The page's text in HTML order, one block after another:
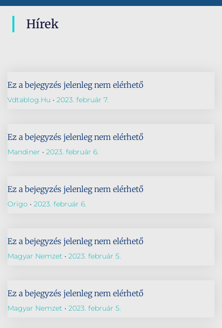
Hírek
Ez a bejegyzés jelenleg nem elérhető
Vdtablog.hu 2023. február 7.
Ez a bejegyzés jelenleg nem elérhető
Mandiner 2023. február 6.
Ez a bejegyzés jelenleg nem elérhető
Origo 2023. február 6.
Ez a bejegyzés jelenleg nem elérhető
Magyar Nemzet 2023. február 5.
Ez a bejegyzés jelenleg nem elérhető
Magyar Nemzet 2023. február 5.